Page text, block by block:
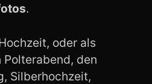
.
oder als
Polterabend, den
Silberhochzeit,